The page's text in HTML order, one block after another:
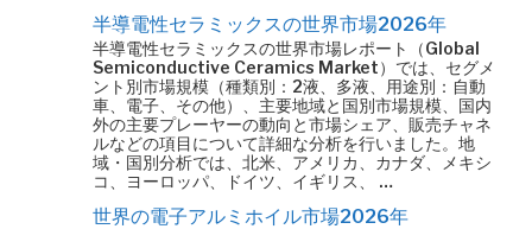
半導電性セラミックスの世界市場2026年
半導電性セラミックスの世界市場レポート（Global
Semiconductive Ceramics Market）では、セグメ
ント別市場規模（種類別：2液、多液、用途別：自動
車、電子、その他）、主要地域と国別市場規模、国内
外の主要プレーヤーの動向と市場シェア、販売チャネ
ルなどの項目について詳細な分析を行いました。地
域・国別分析では、北米、アメリカ、カナダ、メキシ
コ、ヨーロッパ、ドイツ、イギリス、 …
世界の電子アルミホイル市場2026年